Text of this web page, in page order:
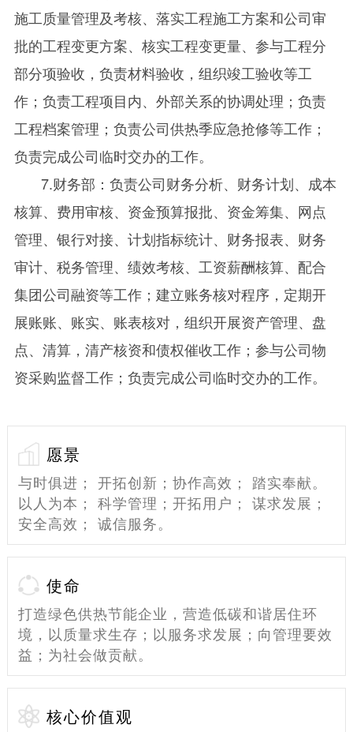
施工质量管理及考核、落实工程施工方案和公司审
批的工程变更方案、核实工程变更量、参与工程分
部分项验收，负责材料验收，组织竣工验收等工
作；负责工程项目内、外部关系的协调处理；负责
工程档案管理；负责公司供热季应急抢修等工作；
负责完成公司临时交办的工作。
7.财务部：负责公司财务分析、财务计划、成本
核算、费用审核、资金预算报批、资金筹集、网点
管理、银行对接、计划指标统计、财务报表、财务
审计、税务管理、绩效考核、工资薪酬核算、配合
集团公司融资等工作；建立账务核对程序，定期开
展账账、账实、账表核对，组织开展资产管理、盘
点、清算，清产核资和债权催收工作；参与公司物
资采购监督工作；负责完成公司临时交办的工作。
愿景
与时俱进； 开拓创新；协作高效； 踏实奉献。
以人为本； 科学管理；开拓用户； 谋求发展；
安全高效； 诚信服务。
使命
打造绿色供热节能企业，营造低碳和谐居住环
境，以质量求生存；以服务求发展；向管理要效
益；为社会做贡献。
核心价值观